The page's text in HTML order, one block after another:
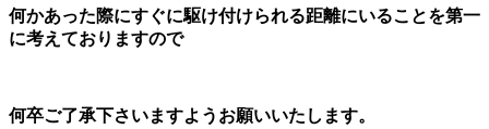
何かあった際にすぐに駆け付けられる距離にいることを第一
に考えておりますので
何卒ご了承下さいますようお願いいたします。